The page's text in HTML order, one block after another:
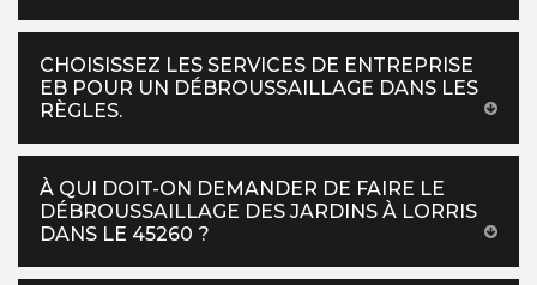
CHOISISSEZ LES SERVICES DE ENTREPRISE
EB POUR UN DÉBROUSSAILLAGE DANS LES
RÈGLES.
À QUI DOIT-ON DEMANDER DE FAIRE LE
DÉBROUSSAILLAGE DES JARDINS À LORRIS
DANS LE 45260 ?